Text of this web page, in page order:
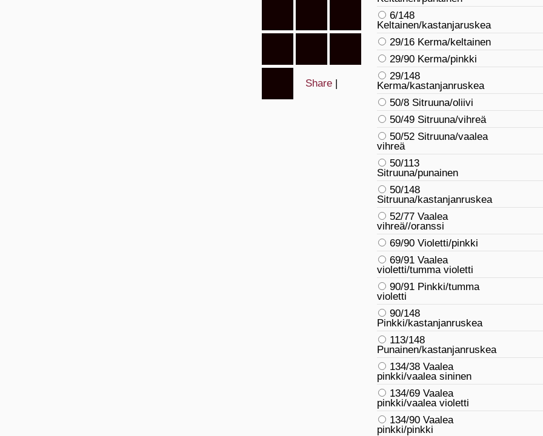
Share |
6/148
Keltainen/kastanjaruskea
29/16 Kerma/keltainen
29/90 Kerma/pinkki
29/148
Kerma/kastanjanruskea
50/8 Sitruuna/oliivi
50/49 Sitruuna/vihreä
50/52 Sitruuna/vaalea
vihreä
50/113
Sitruuna/punainen
50/148
Sitruuna/kastanjanruskea
52/77 Vaalea
vihreä//oranssi
69/90 Violetti/pinkki
69/91 Vaalea
violetti/tumma violetti
90/91 Pinkki/tumma
violetti
90/148
Pinkki/kastanjanruskea
113/148
Punainen/kastanjanruskea
134/38 Vaalea
pinkki/vaalea sininen
134/69 Vaalea
pinkki/vaalea violetti
134/90 Vaalea
pinkki/pinkki